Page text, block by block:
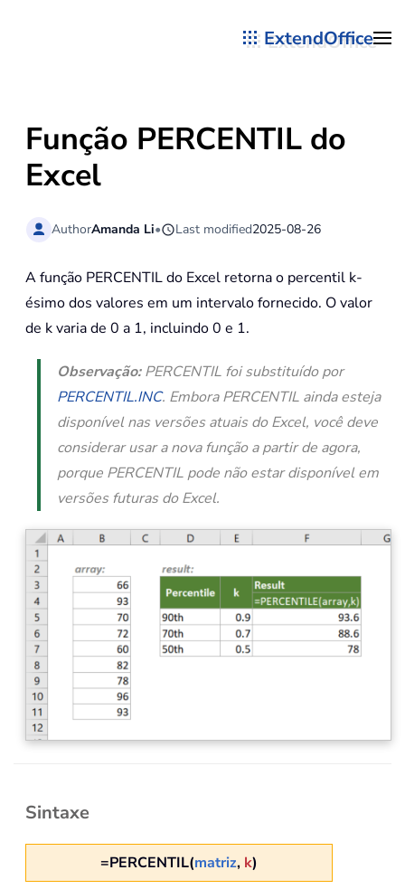
ExtendOffice
Função PERCENTIL do
Excel
AuthorAmanda Li• Last modified2025-08-26
A função PERCENTIL do Excel retorna o percentil k-
ésimo dos valores em um intervalo fornecido. O valor
de k varia de 0 a 1, incluindo 0 e 1.
Observação:PERCENTIL foi substituído por
PERCENTIL.INC. Embora PERCENTIL ainda esteja
disponível nas versões atuais do Excel, você deve
considerar usar a nova função a partir de agora,
porque PERCENTIL pode não estar disponível em
versões futuras do Excel.
Sintaxe
=PERCENTIL(matriz, k)